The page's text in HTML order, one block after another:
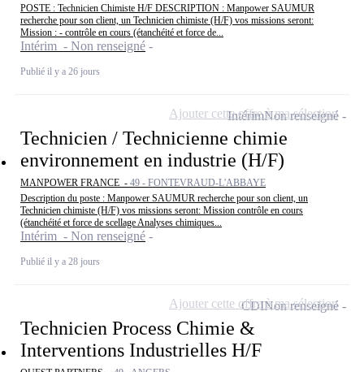
POSTE : Technicien Chimiste H/F DESCRIPTION : Manpower SAUMUR
recherche pour son client, un Technicien chimiste (H/F) vos missions seront:
Mission : - contrôle en cours (étanchéité et force de...
Intérim - Non renseigné
Publié il y a 26 jours
Technicien / Technicienne chimie
environnement en industrie (H/F)
MANPOWER FRANCE - 49 - FONTEVRAUD-L'ABBAYE
Description du poste : Manpower SAUMUR recherche pour son client, un
Technicien chimiste (H/F) vos missions seront: Mission contrôle en cours
(étanchéité et force de scellage Analyses chimiques...
Intérim - Non renseigné
Publié il y a 28 jours
IntérimNon renseigné
Ajouter cette offre à ma sélection
Technicien Process Chimie &
Interventions Industrielles H/F
CDINon renseigné
Ajouter cette offre à ma sélection